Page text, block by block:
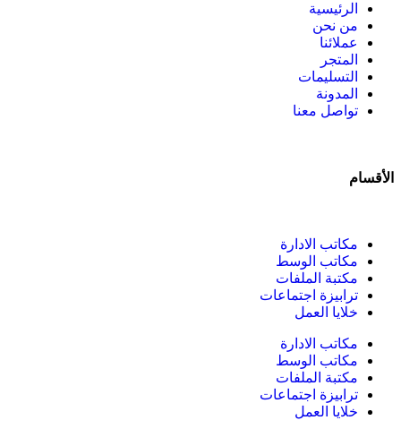
الرئيسية
من نحن
عملائنا
المتجر
التسليمات
المدونة
تواصل معنا
الأقسام
مكاتب الادارة
مكاتب الوسط
مكتبة الملفات
ترابيزة اجتماعات
خلايا العمل
مكاتب الادارة
مكاتب الوسط
مكتبة الملفات
ترابيزة اجتماعات
خلايا العمل